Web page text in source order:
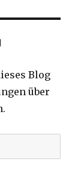
Blog
über